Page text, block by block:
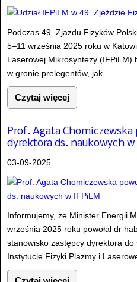
Podczas 49. Zjazdu Fizyków
5–11 września 2025 roku w
Laserowej Mikrosyntezy (IFPiLM)
w gronie prelegentów, jak...
Czytaj więcej
Prof. Agata Chomiczewska
dyrektora ds. naukowych
03-09-2025
Informujemy, że Minister Energii
września 2025 roku powołał dr
stanowisko zastępcy dyrektora
Instytucie Fizyki Plazmy i